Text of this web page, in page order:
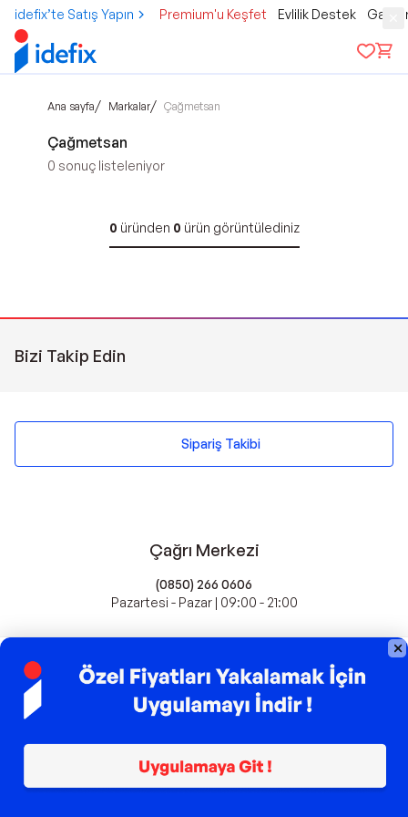
idefix’te Satış Yapın Premium'u Keşfet Evlilik Destek
Ana sayfa/ Markalar/ Çağmetsan
Çağmetsan
0 sonuç listeleniyor
0 üründen 0 ürün görüntülediniz
Bizi Takip Edin
Popüler Markalar
Farmasi
Xiaomi
Lavazza
Fashcolle
Pro Plan
Sipariş Takibi
Çağrı Merkezi
(0850) 266 0606
Pazartesi - Pazar | 09:00 - 21:00